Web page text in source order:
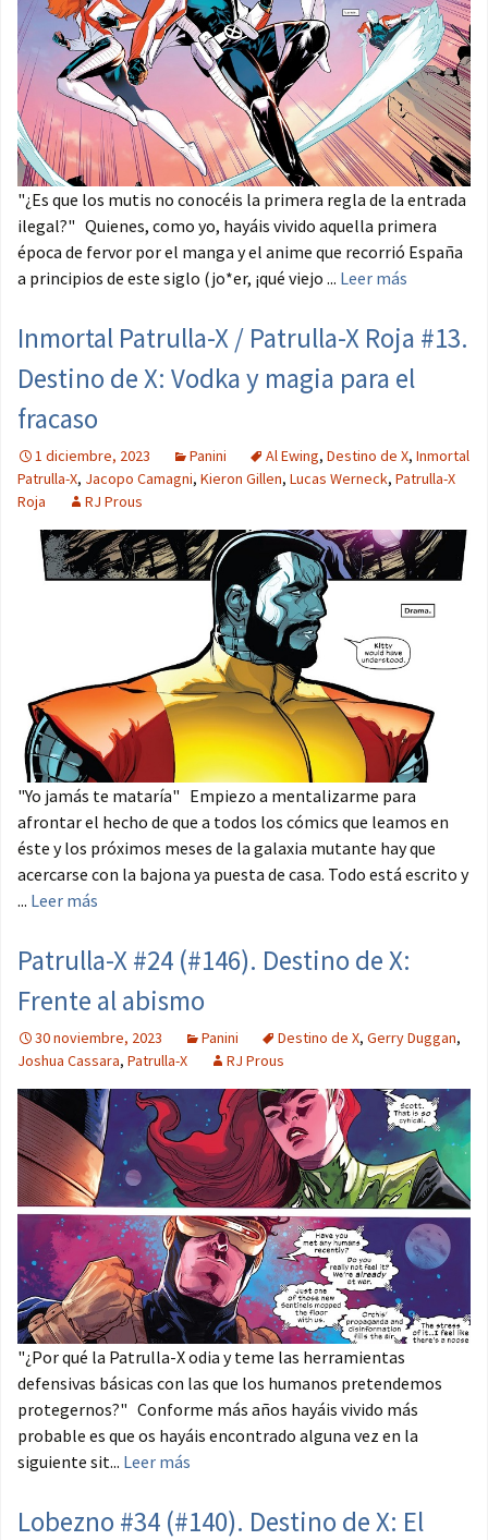
"¿Es que los mutis no conocéis la primera regla de la entrada
ilegal?" Quienes, como yo, hayáis vivido aquella primera
época de fervor por el manga y el anime que recorrió España
a principios de este siglo (jo*er, ¡qué viejo ... Leer más
Inmortal Patrulla-X / Patrulla-X Roja #13.
Destino de X: Vodka y magia para el
fracaso
1 diciembre, 2023 Panini Al Ewing, Destino de X, Inmortal
Patrulla-X, Jacopo Camagni, Kieron Gillen, Lucas Werneck, Patrulla-X
Roja
RJ Prous
"Yo jamás te mataría" Empiezo a mentalizarme para
afrontar el hecho de que a todos los cómics que leamos en
éste y los próximos meses de la galaxia mutante hay que
acercarse con la bajona ya puesta de casa. Todo está escrito y
... Leer más
Patrulla-X #24 (#146). Destino de X:
Frente al abismo
30 noviembre, 2023 Panini Destino de X, Gerry Duggan,
Joshua Cassara, Patrulla-X RJ Prous
"¿Por qué la Patrulla-X odia y teme las herramientas
defensivas básicas con las que los humanos pretendemos
protegernos?" Conforme más años hayáis vivido más
probable es que os hayáis encontrado alguna vez en la
siguiente sit... Leer más
Lobezno #34 (#140). Destino de X: El